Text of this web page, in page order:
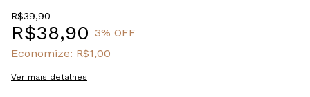
R$39,90
R$38,90 3% OFF
Economize: R$1,00
Ver mais detalhes